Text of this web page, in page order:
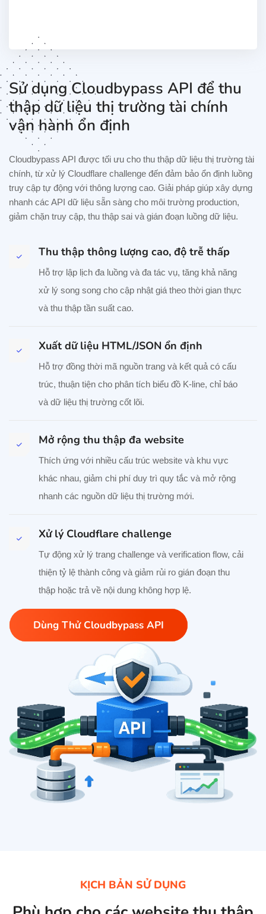
Sử dụng Cloudbypass API để thu
thập dữ liệu thị trường tài chính
vận hành ổn định
Cloudbypass API được tối ưu cho thu thập dữ liệu thị trường tài
chính, từ xử lý Cloudflare challenge đến đảm bảo ổn định luồng
truy cập tự động với thông lượng cao. Giải pháp giúp xây dựng
nhanh các API dữ liệu sẵn sàng cho môi trường production,
giảm chặn truy cập, thu thập sai và gián đoạn luồng dữ liệu.
Thu thập thông lượng cao, độ trễ thấp
Hỗ trợ lập lịch đa luồng và đa tác vụ, tăng khả năng
xử lý song song cho cập nhật giá theo thời gian thực
và thu thập tần suất cao.
Xuất dữ liệu HTML/JSON ổn định
Hỗ trợ đồng thời mã nguồn trang và kết quả có cấu
trúc, thuận tiện cho phân tích biểu đồ K-line, chỉ báo
và dữ liệu thị trường cốt lõi.
Mở rộng thu thập đa website
Thích ứng với nhiều cấu trúc website và khu vực
khác nhau, giảm chi phí duy trì quy tắc và mở rộng
nhanh các nguồn dữ liệu thị trường mới.
Xử lý Cloudflare challenge
Tự động xử lý trang challenge và verification flow, cải
thiện tỷ lệ thành công và giảm rủi ro gián đoạn thu
thập hoặc trả về nội dung không hợp lệ.
Dùng Thử Cloudbypass API
KỊCH BẢN SỬ DỤNG